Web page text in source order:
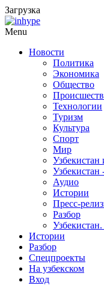
Загрузка
Menu
Новости
Политика
Экономика
Общество
Технологии
Туризм
Культура
Спорт
Мир
Узбекистан
Аудио
Истории
Пресс-
Разбор
Истории
Разбор
Спецпроекты
На узбекском
Вход